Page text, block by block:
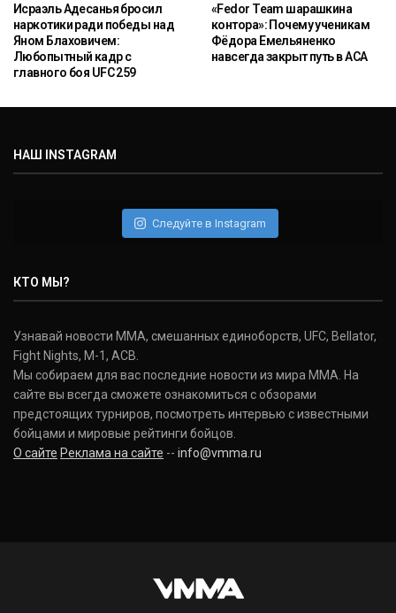
Исраэль Адесанья бросил
наркотики ради победы над
Яном Блаховичем:
Любопытный кадр с
главного боя UFC 259
«Fedor Team шарашкина
контора»: Почему ученикам
Фёдора Емельяненко
навсегда закрыт путь в ACA
НАШ INSTAGRAM
Следуйте в Instagram
КТО МЫ?
Узнавай новости ММА, смешанных единоборств, UFC, Bellator,
Fight Nights, M-1, ACB.
Мы собираем для вас последние новости из мира ММА. На
сайте вы всегда сможете ознакомиться с обзорами
предстоящих турниров, посмотреть интервью с известными
бойцами и мировые рейтинги бойцов.
О сайте Реклама на сайте -- info@vmma.ru